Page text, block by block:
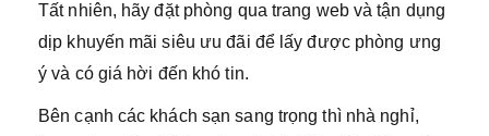
Tất nhiên, hãy đặt phòng qua trang web và tận dụng
dịp khuyến mãi siêu ưu đãi để lấy được phòng ưng
ý và có giá hời đến khó tin.
Bên cạnh các khách sạn sang trọng thì nhà nghỉ,